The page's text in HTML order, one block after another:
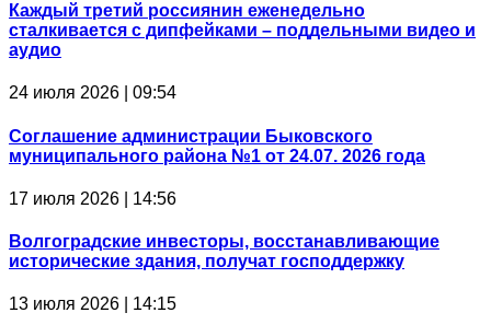
Каждый третий россиянин еженедельно
сталкивается с дипфейками – поддельными видео и
аудио
24 июля 2026 | 09:54
Соглашение администрации Быковского
муниципального района №1 от 24.07. 2026 года
17 июля 2026 | 14:56
Волгоградские инвесторы, восстанавливающие
исторические здания, получат господдержку
13 июля 2026 | 14:15